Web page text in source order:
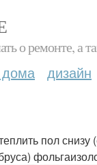
о ремонте,
дизайн
пол